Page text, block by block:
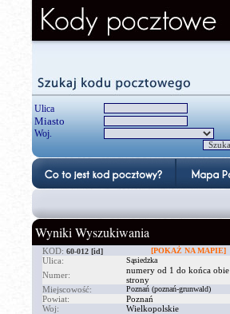
Ulica
Miasto
Woj.
Wyniki Wyszukiwania
KOD: 60-012 [id] [POKAŻ NA MAPIE]
Ulica: Sąsiedzka
Numer:
numery od 1 do końca obie
strony
Miejscowość:
Poznań (poznań-grunwald)
Powiat:
Poznań
Woj:
Wielkopolskie